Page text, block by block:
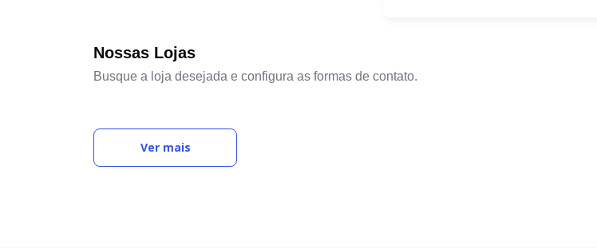
Nossas Lojas
Busque a loja desejada e configura as formas de contato.
Ver mais